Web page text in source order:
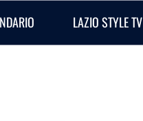
LAZIO STYLE TV